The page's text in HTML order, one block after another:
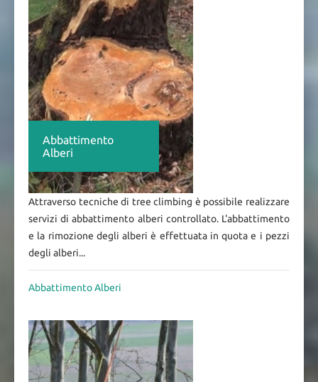
Abbattimento
Alberi
Attraverso tecniche di tree climbing è possibile realizzare
servizi di abbattimento alberi controllato. L'abbattimento
e la rimozione degli alberi è effettuata in quota e i pezzi
degli alberi...
Abbattimento Alberi